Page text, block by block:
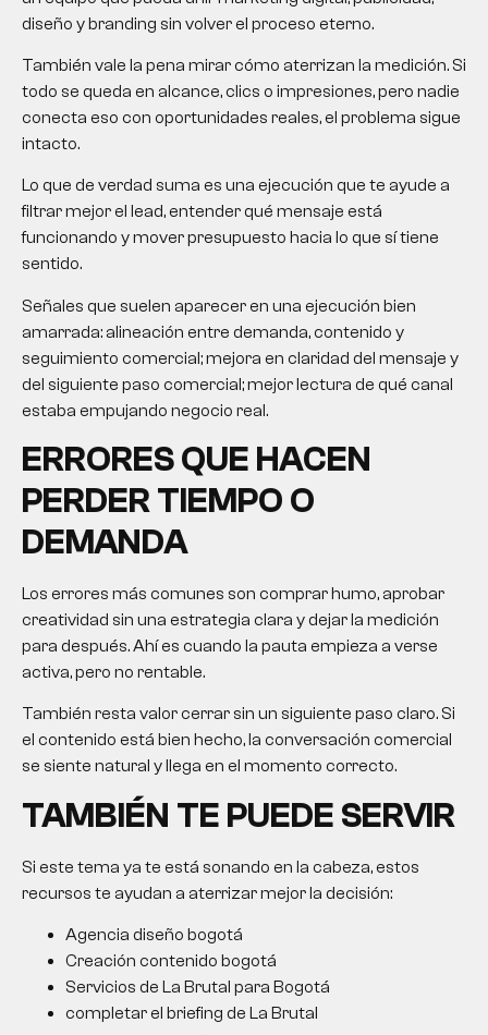
diseño y branding sin volver el proceso eterno.
También vale la pena mirar cómo aterrizan la medición. Si
todo se queda en alcance, clics o impresiones, pero nadie
conecta eso con oportunidades reales, el problema sigue
intacto.
Lo que de verdad suma es una ejecución que te ayude a
filtrar mejor el lead, entender qué mensaje está
funcionando y mover presupuesto hacia lo que sí tiene
sentido.
Señales que suelen aparecer en una ejecución bien
amarrada: alineación entre demanda, contenido y
seguimiento comercial; mejora en claridad del mensaje y
del siguiente paso comercial; mejor lectura de qué canal
estaba empujando negocio real.
ERRORES QUE HACEN
PERDER TIEMPO O
DEMANDA
Los errores más comunes son comprar humo, aprobar
creatividad sin una estrategia clara y dejar la medición
para después. Ahí es cuando la pauta empieza a verse
activa, pero no rentable.
También resta valor cerrar sin un siguiente paso claro. Si
el contenido está bien hecho, la conversación comercial
se siente natural y llega en el momento correcto.
TAMBIÉN TE PUEDE SERVIR
Si este tema ya te está sonando en la cabeza, estos
recursos te ayudan a aterrizar mejor la decisión:
Agencia diseño bogotá
Creación contenido bogotá
Servicios de La Brutal para Bogotá
completar el briefing de La Brutal